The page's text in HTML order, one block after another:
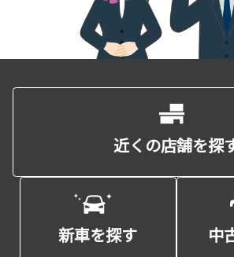
近くの店舗を探
新車を探す 中